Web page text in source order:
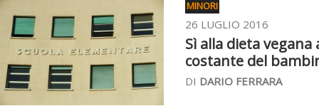
MINORI
26 LUGLIO 2016
Sì alla dieta
costante del
DI DARIO FERRARA